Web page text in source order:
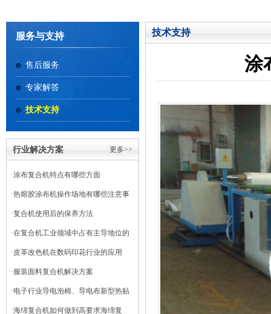
服务与支持
售后服务
专家解答
技术支持
更多>>
行业解决方案
·涂布复合机特点有哪些方面
·热熔胶涂布机操作场地有哪些注意事
项
·复合机使用后的保养方法
·在复合机工业领域中占有主导地位的
干式复合机
·皮革改色机在数码印花行业的应用
·服装面料复合机解决方案
·电子行业导电泡棉、导电布新型热贴
复合
·海绵复合机如何做到高要求海绵复
技术支持
涂